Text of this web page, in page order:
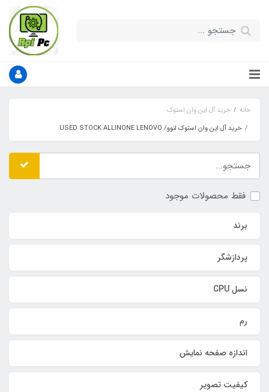
خانه
خرید آل این وان استوک
خرید آل این وان استوک لنوو/ USED STOCK ALLINONE LENOVO
فقط محصولات موجود
برند
پردازشگر
نسل CPU
رم
اندازه صفحه نمایش
کیفیت تصویر